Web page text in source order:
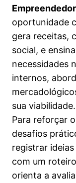
Capítulo 5.1 |
Capítulo 5.2 |
Capítulo 5.3 |
Live 5 |
Capítulo 6.1 |
Capítulo 6.2 |
Capítulo 6.3 |
oportunidade
gera receitas,
social, e
necessidades
internos,
sua viabilidade.
Para reforçar
desafios
registrar
com um
orienta a